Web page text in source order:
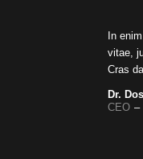
In
vitae,
Cras
Dr.
CEO –